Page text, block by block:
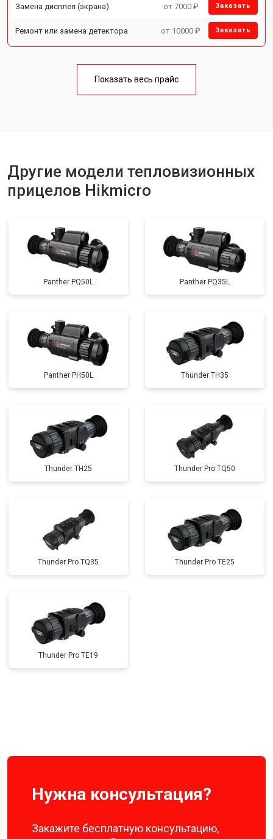
Замена дисплея (экрана) от 7000 ₽ Заказать
Ремонт или замена детектора от 10000 ₽ Заказать
Показать весь прайс
Другие модели тепловизионных
прицелов Hikmicro
Panther PQ50L Panther PQ35L
Panther PH50L Thunder TH35
Thunder TH25 Thunder Pro TQ50
Thunder Pro TQ35 Thunder Pro TE25
Thunder Pro TE19
Нужна консультация?
Закажите бесплатную консультацию,